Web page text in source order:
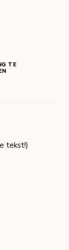
TE
tekst!)